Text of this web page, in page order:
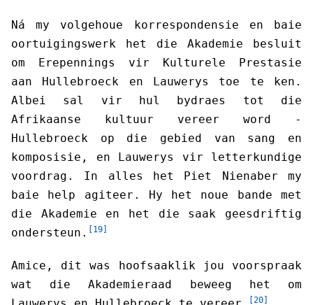
Ná my volgehoue korrespondensie en baie
oortuigingswerk het die Akademie besluit
om Erepennings vir Kulturele Prestasie
aan Hullebroeck en Lauwerys toe te ken.
Albei sal vir hul bydraes tot die
Afrikaanse kultuur vereer word -
Hullebroeck op die gebied van sang en
komposisie, en Lauwerys vir letterkundige
voordrag. In alles het Piet Nienaber my
baie help agiteer. Hy het noue bande met
die Akademie en het die saak geesdriftig
ondersteun.
[19]
Amice, dit was hoofsaaklik jou voorspraak
wat die Akademieraad beweeg het om
[20]